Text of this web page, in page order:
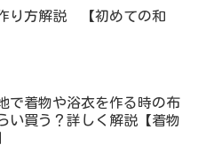
り方解説 【初めての和
で着物や浴衣を作る時の布
い買う？詳しく解説【着物